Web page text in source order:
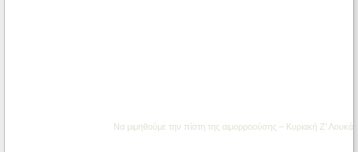
Να μιμηθούμε την πίστη της αιμορροούσης – Κυριακή Ζ’ Λουκά